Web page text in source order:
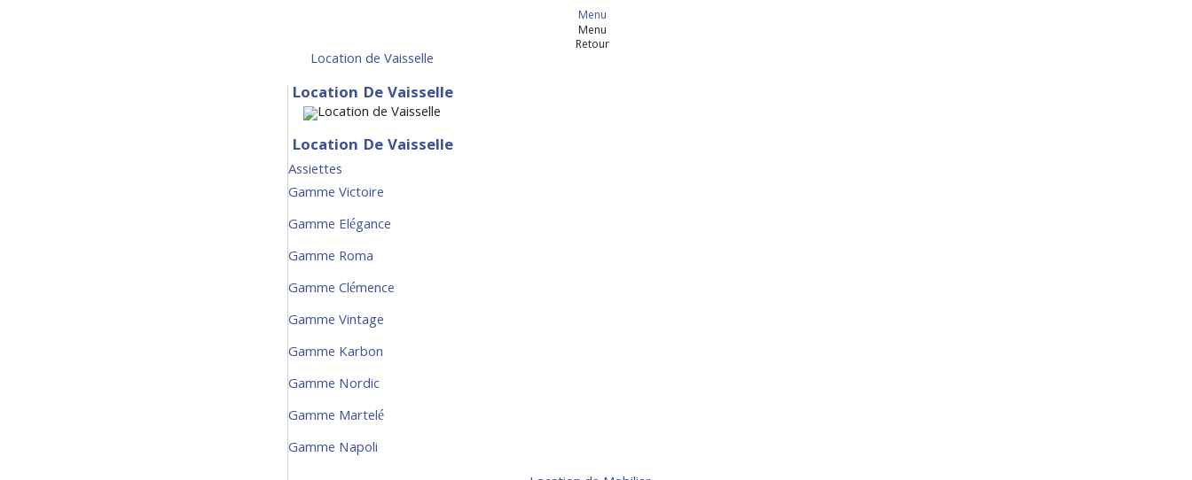
Menu
Menu
Retour
Location de Vaisselle
Location De Vaisselle
Location De Vaisselle
Assiettes
Gamme Victoire
Gamme Elégance
Gamme Roma
Gamme Clémence
Gamme Vintage
Gamme Karbon
Gamme Nordic
Gamme Martelé
Gamme Napoli